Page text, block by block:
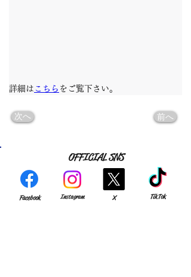
詳細は こちら をご覧下さい。
次へ 前へ
OFFICIAL SNS
Facebook Instagram X TikTok